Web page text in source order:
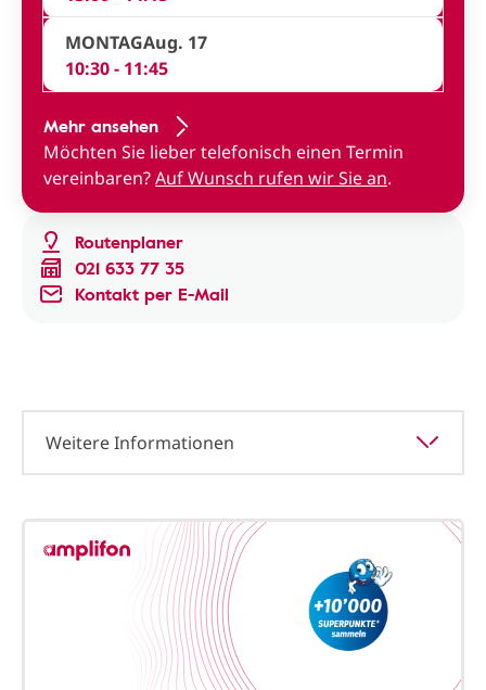
Routenplaner
021 633 77 35
Kontakt per E-Mail
MONTAGAug. 17
10:30 - 11:45
Mehr ansehen
Möchten Sie lieber telefonisch einen Termin
vereinbaren?Auf Wunsch rufen wir Sie an.
Weitere Informationen